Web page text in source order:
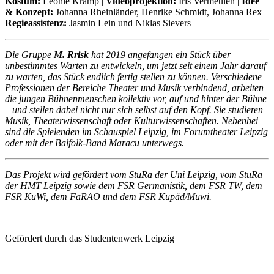
& Konzept: Johanna Rheinländer, Henrike Schmidt, Johanna Rex |
Regieassistenz: Jasmin Lein und Niklas Sievers
Die Gruppe M. Rrisk hat 2019 angefangen ein Stück über
unbestimmtes Warten zu entwickeln, um jetzt seit einem Jahr darauf
zu warten, das Stück endlich fertig stellen zu können. Verschiedene
Professionen der Bereiche Theater und Musik verbindend, arbeiten
die jungen Bühnenmenschen kollektiv vor, auf und hinter der Bühne
– und stellen dabei nicht nur sich selbst auf den Kopf. Sie studieren
Musik, Theaterwissenschaft oder Kulturwissenschaften. Nebenbei
sind die Spielenden im Schauspiel Leipzig, im Forumtheater Leipzig
oder mit der Balfolk-Band Maracu unterwegs.
Das Projekt wird gefördert vom StuRa der Uni Leipzig, vom StuRa
der HMT Leipzig sowie dem FSR Germanistik, dem FSR TW, dem
FSR KuWi, dem FaRAO und dem FSR Kupäd/Muwi.
Gefördert durch das Studentenwerk Leipzig